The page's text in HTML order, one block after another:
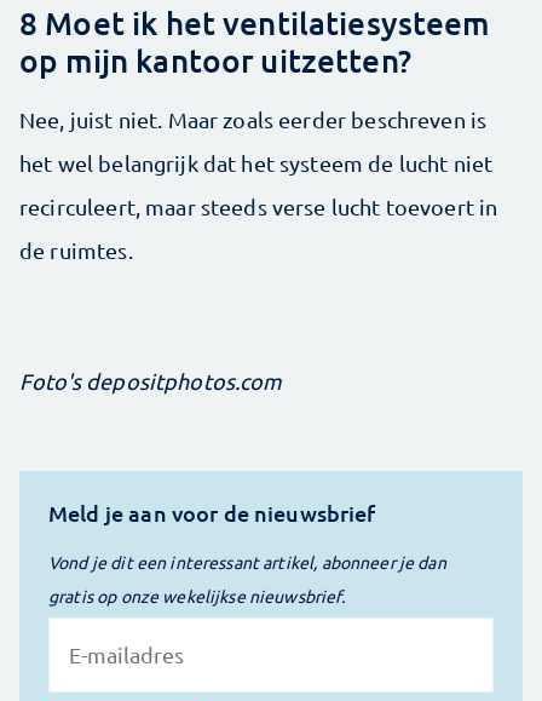
8 Moet ik het ventilatiesysteem
op mijn kantoor uitzetten?
Nee, juist niet. Maar zoals eerder beschreven is
het wel belangrijk dat het systeem de lucht niet
recirculeert, maar steeds verse lucht toevoert in
de ruimtes.
Foto's depositphotos.com
Meld je aan voor de nieuwsbrief
Vond je dit een interessant artikel, abonneer je dan
gratis op onze wekelijkse nieuwsbrief.